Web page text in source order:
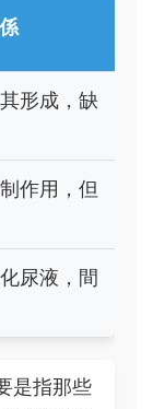
形成，缺
作用，但
尿液，間
是指那些